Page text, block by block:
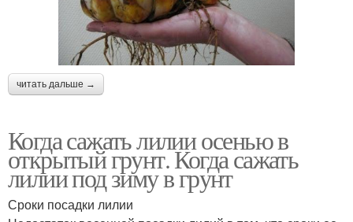
читать дальше →
Когда сажать лилии осенью в
открытый грунт. Когда сажать
лилии под зиму в грунт
Сроки посадки лилии